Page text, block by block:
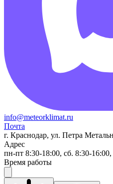
info@meteorklimat.ru
Почта
г. Краснодар, ул. Петра
Адрес
пн-пт 8:30-18:00, сб. 8:30-
Время работы